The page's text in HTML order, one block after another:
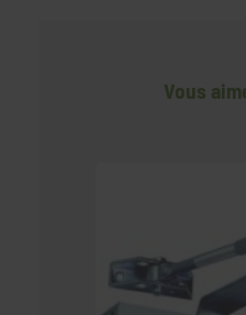
Vous